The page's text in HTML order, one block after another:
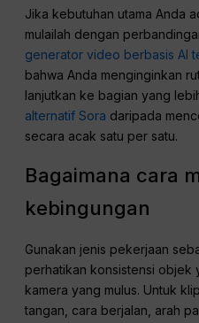
Jika kebutuhan utama Anda
mulailah dengan
generator video berbasis AI
bahwa Anda menginginkan
lanjutkan ke bagian yang
alternatif Sora daripada
secara acak satu per satu.
Bagaimana cara
kebingungan
Gunakan jenis pekerjaan
perhatikan konsistensi objek
kamera yang mulus. Untuk
tangan, cara berjalan, arah